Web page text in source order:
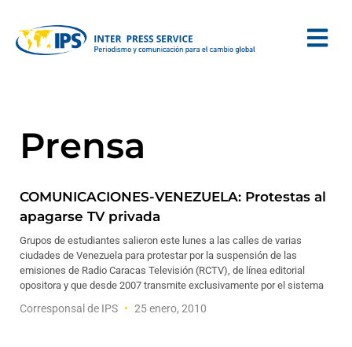
Prensa
COMUNICACIONES-VENEZUELA: Protestas al
apagarse TV privada
Grupos de estudiantes salieron este lunes a las calles de varias
ciudades de Venezuela para protestar por la suspensión de las
emisiones de Radio Caracas Televisión (RCTV), de línea editorial
opositora y que desde 2007 transmite exclusivamente por el sistema
Corresponsal de IPS 25 enero, 2010